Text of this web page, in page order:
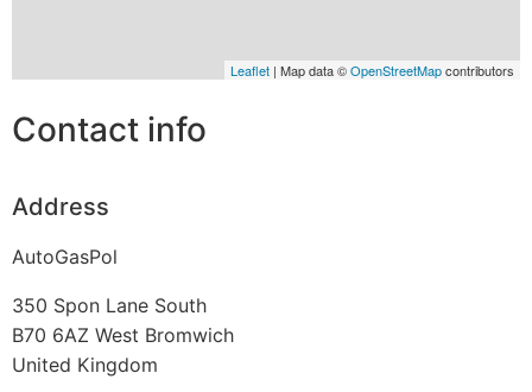
Leaflet | Map data ©OpenStreetMapcontributors
Contact info
Address
AutoGasPol
350 Spon Lane South
B70 6AZ West Bromwich
United Kingdom